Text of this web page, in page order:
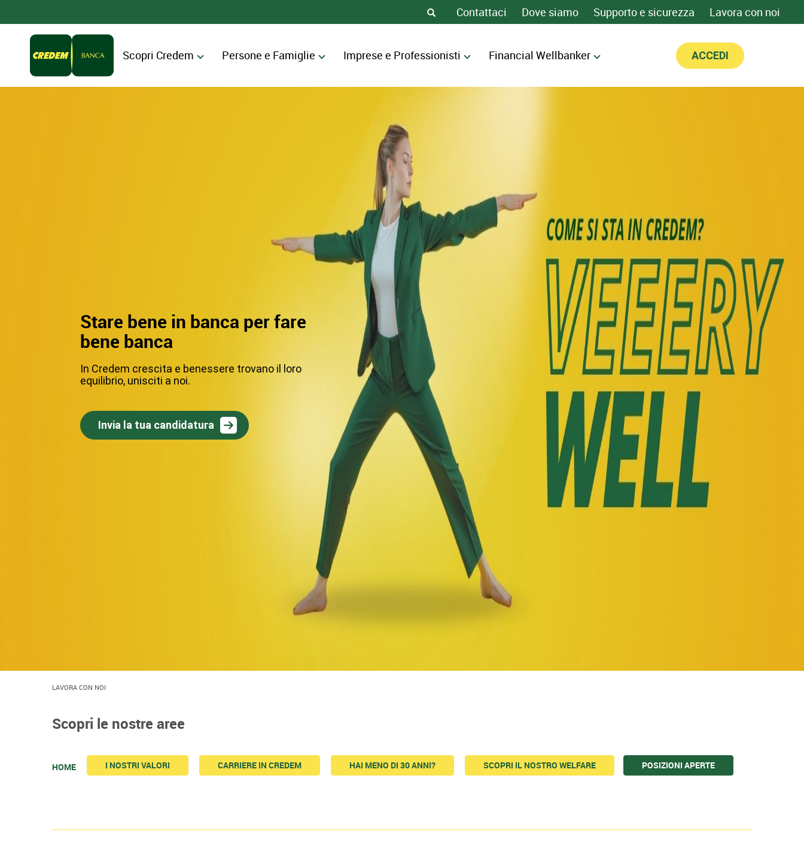
Contattaci Dove siamo Supporto e sicurezza Lavora con noi
Scopri Credem Persone e Famiglie Imprese e Professionisti Financial Wellbanker ACCEDI
Stare bene in banca per fare
bene banca
In Credem crescita e benessere trovano il loro
equilibrio, unisciti a noi.
Invia la tua candidatura
LAVORA CON NOI
Scopri le nostre aree
HOME I NOSTRI VALORI CARRIERE IN CREDEM HAI MENO DI 30 ANNI? SCOPRI IL NOSTRO WELFARE POSIZIONI APERTE